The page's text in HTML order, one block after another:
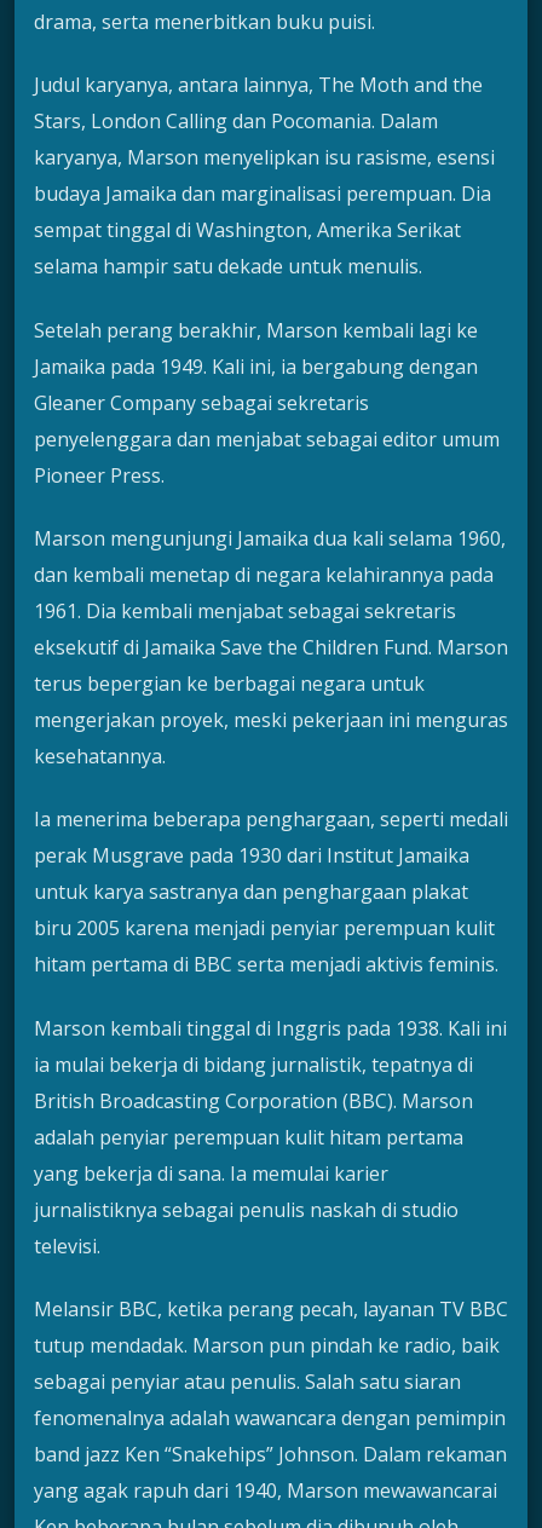
drama, serta menerbitkan buku puisi.
Judul karyanya, antara lainnya, The Moth and the
Stars, London Calling dan Pocomania. Dalam
karyanya, Marson menyelipkan isu rasisme, esensi
budaya Jamaika dan marginalisasi perempuan. Dia
sempat tinggal di Washington, Amerika Serikat
selama hampir satu dekade untuk menulis.
Setelah perang berakhir, Marson kembali lagi ke
Jamaika pada 1949. Kali ini, ia bergabung dengan
Gleaner Company sebagai sekretaris
penyelenggara dan menjabat sebagai editor umum
Pioneer Press.
Marson mengunjungi Jamaika dua kali selama 1960,
dan kembali menetap di negara kelahirannya pada
1961. Dia kembali menjabat sebagai sekretaris
eksekutif di Jamaika Save the Children Fund. Marson
terus bepergian ke berbagai negara untuk
mengerjakan proyek, meski pekerjaan ini menguras
kesehatannya.
Ia menerima beberapa penghargaan, seperti medali
perak Musgrave pada 1930 dari Institut Jamaika
untuk karya sastranya dan penghargaan plakat
biru 2005 karena menjadi penyiar perempuan kulit
hitam pertama di BBC serta menjadi aktivis feminis.
Marson kembali tinggal di Inggris pada 1938. Kali ini
ia mulai bekerja di bidang jurnalistik, tepatnya di
British Broadcasting Corporation (BBC). Marson
adalah penyiar perempuan kulit hitam pertama
yang bekerja di sana. Ia memulai karier
jurnalistiknya sebagai penulis naskah di studio
televisi.
Melansir BBC, ketika perang pecah, layanan TV BBC
tutup mendadak. Marson pun pindah ke radio, baik
sebagai penyiar atau penulis. Salah satu siaran
fenomenalnya adalah wawancara dengan pemimpin
band jazz Ken “Snakehips” Johnson. Dalam rekaman
yang agak rapuh dari 1940, Marson mewawancarai